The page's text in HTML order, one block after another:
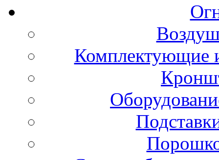
Комплектующие